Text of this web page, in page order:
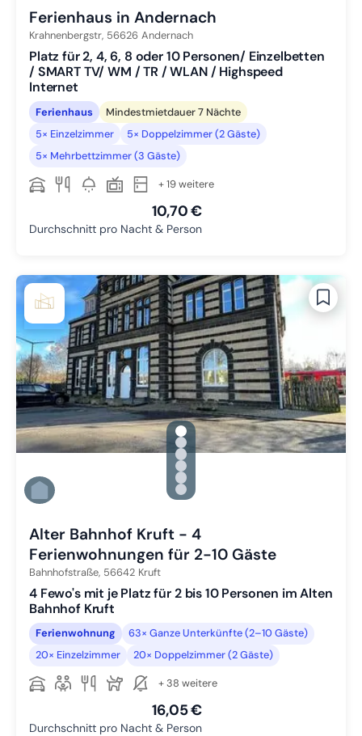
Ferienhaus in Andernach
Krahnenbergstr, 56626 Andernach
Platz für 2, 4, 6, 8 oder 10 Personen/ Einzelbetten
/ SMART TV/ WM / TR / WLAN / Highspeed
Internet
Ferienhaus
Mindestmietdauer 7 Nächte
5× Einzelzimmer
5× Doppelzimmer (2 Gäste)
5× Mehrbettzimmer (3 Gäste)
+ 19 weitere
10,70 €
Durchschnitt pro Nacht & Person
gallery.slide_selector
Zu Slide 1 wechseln
Zu Slide 2 wechseln
Zu Slide 3 wechseln
Zu Slide 4 wechseln
Zu Slide 5 wechseln
Zu Slide 6 wechseln
Alter Bahnhof Kruft - 4
Ferienwohnungen für 2-10 Gäste
Bahnhofstraße, 56642 Kruft
4 Fewo's mit je Platz für 2 bis 10 Personen im Alten
Bahnhof Kruft
Ferienwohnung
63× Ganze Unterkünfte (2–10 Gäste)
20× Einzelzimmer
20× Doppelzimmer (2 Gäste)
+ 38 weitere
16,05 €
Durchschnitt pro Nacht & Person